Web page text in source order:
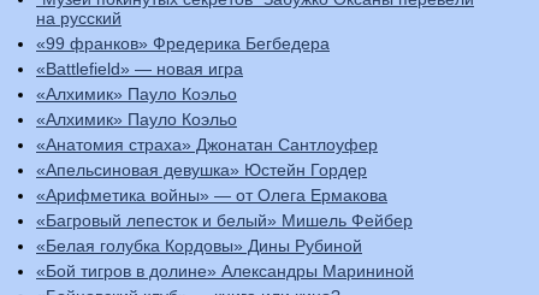
на русский
«99 франков» Фредерика Бегбедера
«Battlefield» — новая игра
«Алхимик» Пауло Коэльо
«Алхимик» Пауло Коэльо
«Анатомия страха» Джонатан Сантлоуфер
«Апельсиновая девушка» Юстейн Гордер
«Арифметика войны» — от Олега Ермакова
«Багровый лепесток и белый» Мишель Фейбер
«Белая голубка Кордовы» Дины Рубиной
«Бой тигров в долине» Александры Марининой